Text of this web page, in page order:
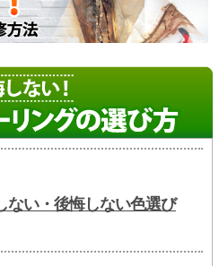
ない・後悔しない色選び